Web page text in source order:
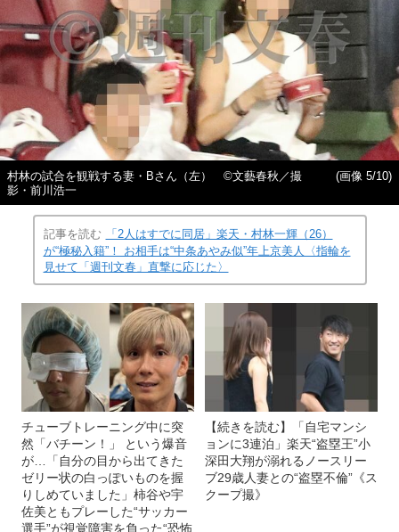
村林の試合を観戦する妻・Bさん（左） ©︎文藝春秋／撮
影・前川浩一
(画像 5/10)
記事を読む
「2人はすでに同居」楽天・村林一輝（26）
が“極秘入籍”！ お相手は“中条あやみ似”年上京美人〈指輪を
見せて「週刊文春」直撃に応じた〉
チューブトレーニング中に突
然「バチーン！」 という爆音
が…「自分の目から出てきた
ゼリー状の白っぽいものを握
りしめていました」柿谷や宇
佐美ともプレーした“サッカー
選手”が視覚障害を負った“恐怖
【続きを読む】「自宅マンシ
ョンに3連泊」楽天“盗塁王”小
深田大翔が溺れるノースリー
ブ29歳人妻との“盗塁不倫”《ス
クープ撮》